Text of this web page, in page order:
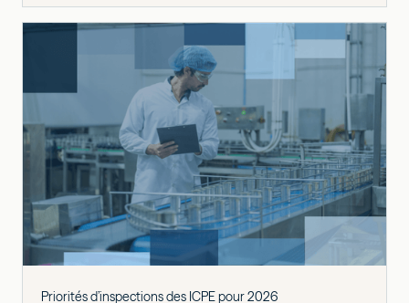
Priorités d’inspections des ICPE pour 2026